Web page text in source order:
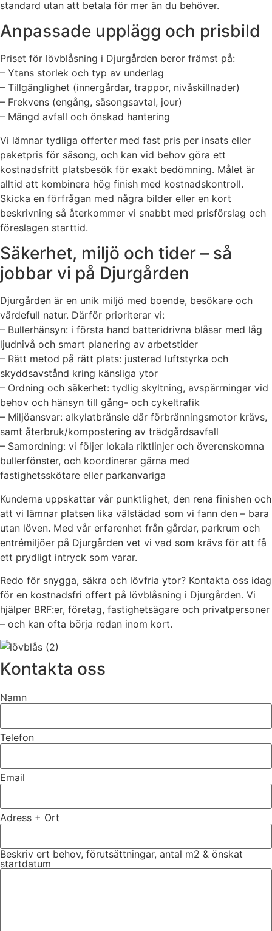
standard utan att betala för mer än du behöver.
Anpassade upplägg och prisbild
Priset för lövblåsning i Djurgården beror främst på:
– Ytans storlek och typ av underlag
– Tillgänglighet (innergårdar, trappor, nivåskillnader)
– Frekvens (engång, säsongsavtal, jour)
– Mängd avfall och önskad hantering
Vi lämnar tydliga offerter med fast pris per insats eller
paketpris för säsong, och kan vid behov göra ett
kostnadsfritt platsbesök för exakt bedömning. Målet är
alltid att kombinera hög finish med kostnadskontroll.
Skicka en förfrågan med några bilder eller en kort
beskrivning så återkommer vi snabbt med prisförslag och
föreslagen starttid.
Säkerhet, miljö och tider – så
jobbar vi på Djurgården
Djurgården är en unik miljö med boende, besökare och
värdefull natur. Därför prioriterar vi:
– Bullerhänsyn: i första hand batteridrivna blåsar med låg
ljudnivå och smart planering av arbetstider
– Rätt metod på rätt plats: justerad luftstyrka och
skyddsavstånd kring känsliga ytor
– Ordning och säkerhet: tydlig skyltning, avspärrningar vid
behov och hänsyn till gång- och cykeltrafik
– Miljöansvar: alkylatbränsle där förbränningsmotor krävs,
samt återbruk/kompostering av trädgårdsavfall
– Samordning: vi följer lokala riktlinjer och överenskomna
bullerfönster, och koordinerar gärna med
fastighetsskötare eller parkanvariga
Kunderna uppskattar vår punktlighet, den rena finishen och
att vi lämnar platsen lika välstädad som vi fann den – bara
utan löven. Med vår erfarenhet från gårdar, parkrum och
entrémiljöer på Djurgården vet vi vad som krävs för att få
ett prydligt intryck som varar.
Redo för snygga, säkra och lövfria ytor? Kontakta oss idag
för en kostnadsfri offert på lövblåsning i Djurgården. Vi
hjälper BRF:er, företag, fastighetsägare och privatpersoner
– och kan ofta börja redan inom kort.
Kontakta oss
Namn
Telefon
Email
Adress + Ort
Beskriv ert behov, förutsättningar, antal m2 & önskat
startdatum